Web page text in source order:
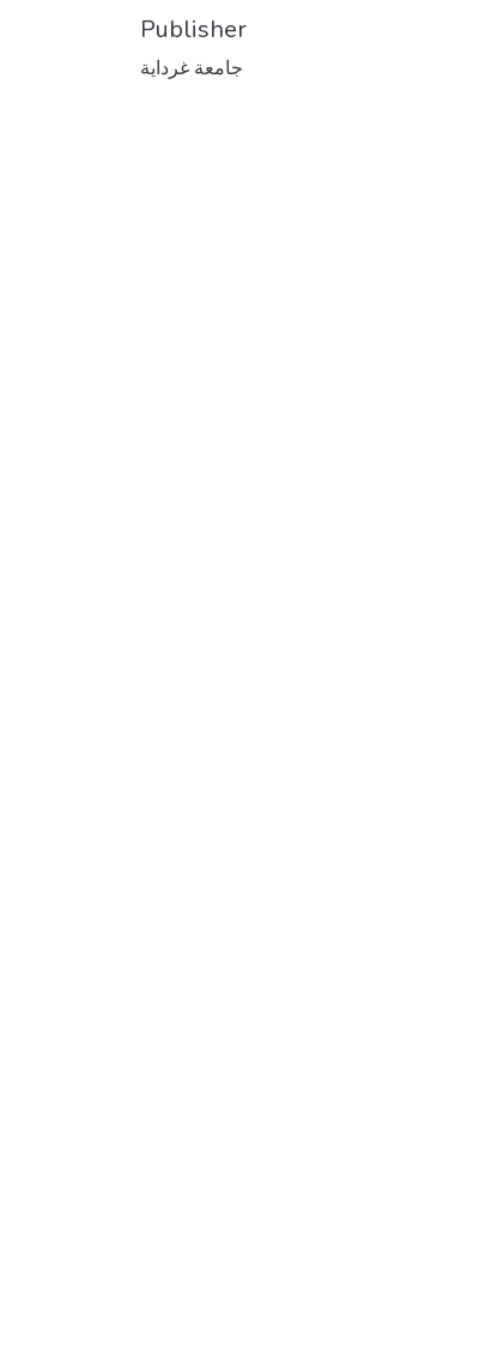
Publisher
جامعة غرداية